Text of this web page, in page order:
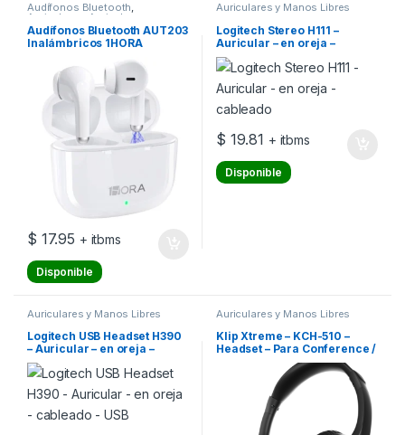
Audífonos Bluetooth,
Auriculares Auriculares y
Manos Libres
Audífonos Bluetooth AUT203
Inalámbricos 1HORA
$ 17.95 + itbms
Disponible
Auriculares y Manos Libres
Logitech Stereo H111 –
Auricular – en oreja –
cableado
$ 19.81 + itbms
Disponible
Auriculares y Manos Libres
Logitech USB Headset H390
– Auricular – en oreja –
cableado – USB
Auriculares y Manos Libres
Klip Xtreme – KCH-510 –
Headset – Para Conference /
Para Home audio – Wired –
Stereo -console cmd.